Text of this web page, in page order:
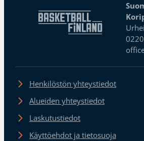
Henkilöstön yhteystiedot
Alueiden yhteystiedot
Laskutustiedot
Käyttöehdot ja tietosuoja